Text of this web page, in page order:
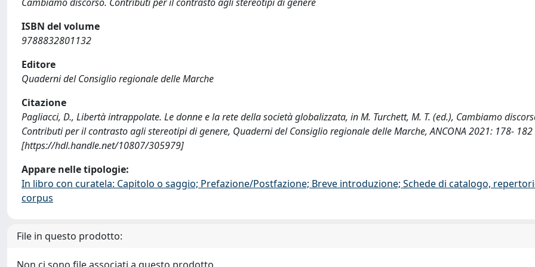
ISBN del volume
9788832801132
Editore
Quaderni del Consiglio regionale delle Marche
Citazione
Pagliacci, D., Libertà intrappolate. Le donne e la rete della società globalizzata, in M. Turchett, M. T. (ed.), Cambiamo
Contributi per il contrasto agli stereotipi di genere, Quaderni del Consiglio regionale delle Marche, ANCONA 2021: 178- 182
[https://hdl.handle.net/10807/305979]
Appare nelle tipologie:
In libro con curatela: Capitolo o saggio; Prefazione/Postfazione; Breve introduzione; Schede di catalogo,
corpus
File in questo prodotto: